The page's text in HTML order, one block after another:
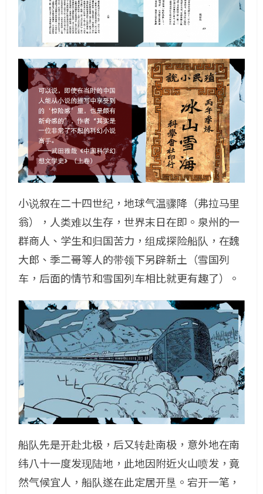
小说叙在二十四世纪，地球气温骤降（弗拉马里
翁），人类难以生存，世界末日在即。泉州的一
群商人、学生和归国苦力，组成探险船队，在魏
大郎、季二哥等人的带领下另辟新土（雪国列
车，后面的情节和雪国列车相比就更有趣了）。
船队先是开赴北极，后又转赴南极，意外地在南
纬八十一度发现陆地，此地因附近火山喷发，竟
然气候宜人，船队遂在此定居开垦。宕开一笔，